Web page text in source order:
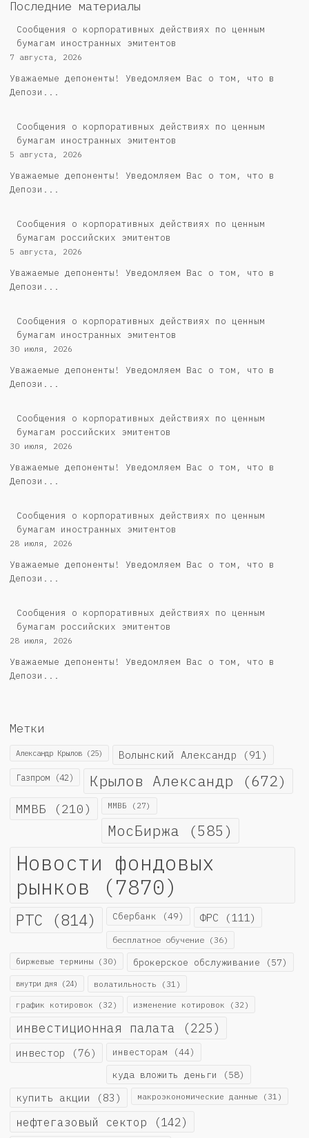
Последние материалы
Сообщения о корпоративных действиях по ценным
бумагам иностранных эмитентов
7 августа, 2026
Уважаемые депоненты! Уведомляем Вас о том, что в
Депози...
Сообщения о корпоративных действиях по ценным
бумагам иностранных эмитентов
5 августа, 2026
Уважаемые депоненты! Уведомляем Вас о том, что в
Депози...
Cообщения о корпоративных действиях по ценным
бумагам российских эмитентов
5 августа, 2026
Уважаемые депоненты! Уведомляем Вас о том, что в
Депози...
Сообщения о корпоративных действиях по ценным
бумагам иностранных эмитентов
30 июля, 2026
Уважаемые депоненты! Уведомляем Вас о том, что в
Депози...
Cообщения о корпоративных действиях по ценным
бумагам российских эмитентов
30 июля, 2026
Уважаемые депоненты! Уведомляем Вас о том, что в
Депози...
Сообщения о корпоративных действиях по ценным
бумагам иностранных эмитентов
28 июля, 2026
Уважаемые депоненты! Уведомляем Вас о том, что в
Депози...
Cообщения о корпоративных действиях по ценным
бумагам российских эмитентов
28 июля, 2026
Уважаемые депоненты! Уведомляем Вас о том, что в
Депози...
Метки
Александр Крылов (25) Волынский Александр (91)
Газпром (42) Крылов Александр (672)
ММВБ (210) ММВБ (27)
МосБиржа (585)
Новости фондовых
рынков (7870)
РТС (814) Сбербанк (49) ФРС (111)
бесплатное обучение (36)
биржевые термины (30) брокерское обслуживание (57)
внутри дня (24) волатильность (31)
график котировок (32) изменение котировок (32)
инвестиционная палата (225)
инвестор (76) инвесторам (44)
куда вложить деньги (58)
купить акции (83) макроэкономические данные (31)
нефтегазовый сектор (142)